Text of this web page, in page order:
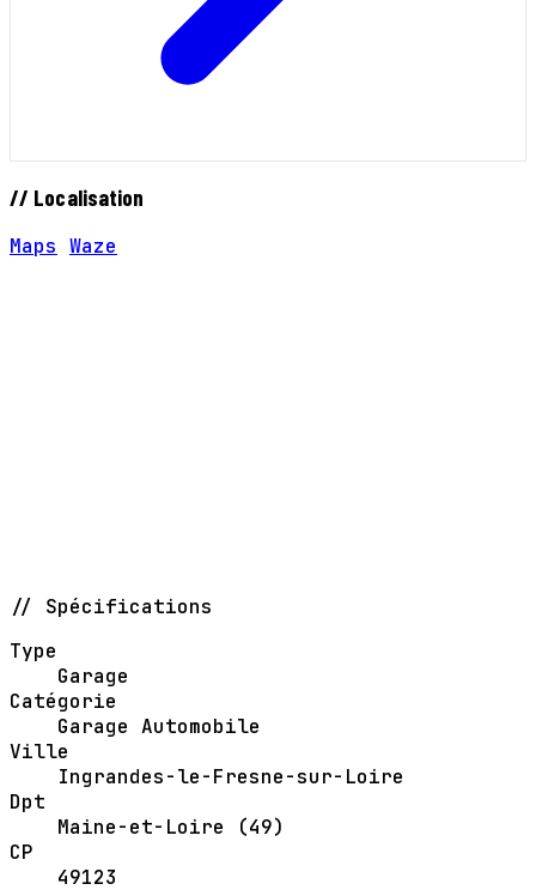
// Localisation
Maps Waze
// Spécifications
Type
Garage
Catégorie
Garage Automobile
Ville
Ingrandes-le-Fresne-sur-Loire
Dpt
Maine-et-Loire (49)
CP
49123